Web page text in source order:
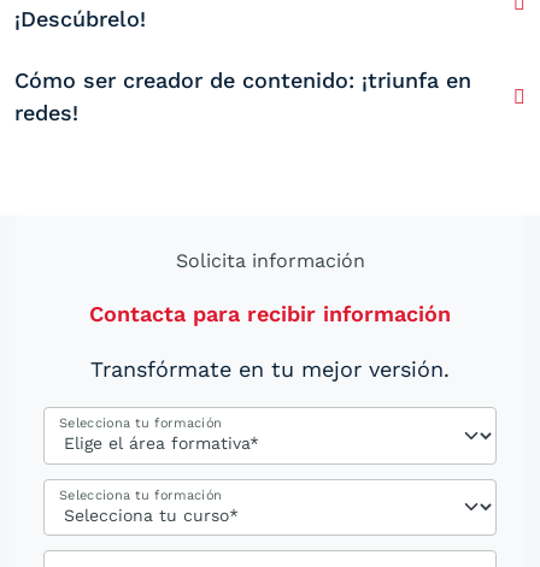
¡Descúbrelo!
Cómo ser creador de contenido: ¡triunfa en
redes!
Solicita información
Contacta para recibir información
Transfórmate en tu mejor versión.
Selecciona tu formación
Selecciona tu formación